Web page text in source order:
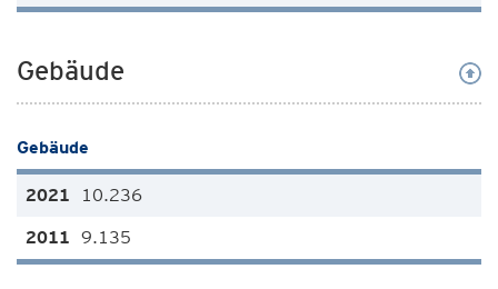
Gebäude
Gebäude
10.236
9.135